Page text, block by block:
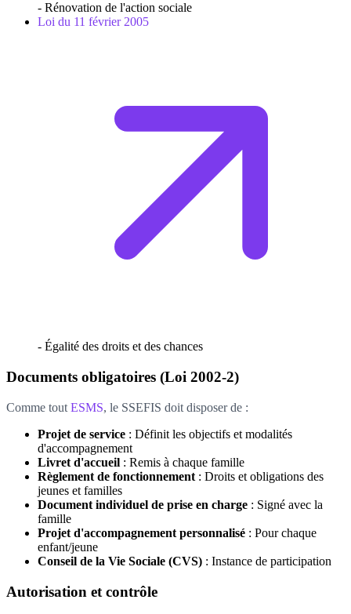
- Rénovation de l'action sociale
Loi du 11 février 2005
- Égalité des droits et des chances
Documents obligatoires (Loi 2002-2)
Comme tout ESMS, le SSEFIS doit disposer de :
Projet de service : Définit les objectifs et modalités
d'accompagnement
Livret d'accueil : Remis à chaque famille
Règlement de fonctionnement : Droits et obligations des
jeunes et familles
Document individuel de prise en charge : Signé avec la
famille
Projet d'accompagnement personnalisé : Pour chaque
enfant/jeune
Conseil de la Vie Sociale (CVS) : Instance de participation
Autorisation et contrôle